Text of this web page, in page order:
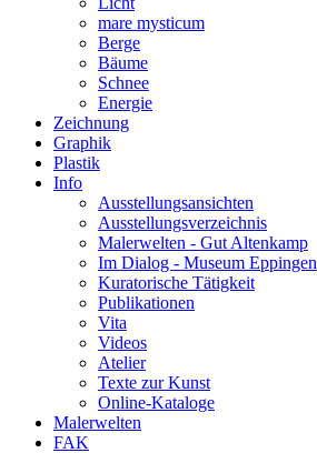
mare mysticum
Berge
Bäume
Schnee
Energie
Zeichnung
Graphik
Plastik
Info
Ausstellungsansichten
Ausstellungsverzeichnis
Malerwelten - Gut Altenkamp
Im Dialog - Museum Eppingen
Kuratorische Tätigkeit
Publikationen
Vita
Videos
Atelier
Texte zur Kunst
Online-Kataloge
Malerwelten
FAK